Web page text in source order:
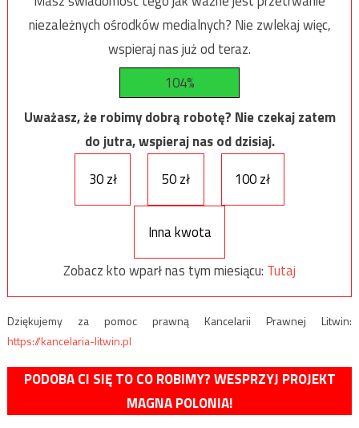
niezależnych ośrodków medialnych? Nie zwlekaj więc,
wspieraj nas już od teraz.
104%
Uważasz, że robimy dobrą robotę? Nie czekaj zatem
do jutra, wspieraj nas od dzisiaj.
30 zł
50 zł 100 zł
Inna kwota
Zobacz kto wparł nas tym miesiącu: Tutaj
Dziękujemy za pomoc prawną Kancelarii Prawnej Litwin:
https://kancelaria-litwin.pl
PODOBA CI SIĘ TO CO ROBIMY? WESPRZYJ PROJEKT
MAGNA POLONIA!